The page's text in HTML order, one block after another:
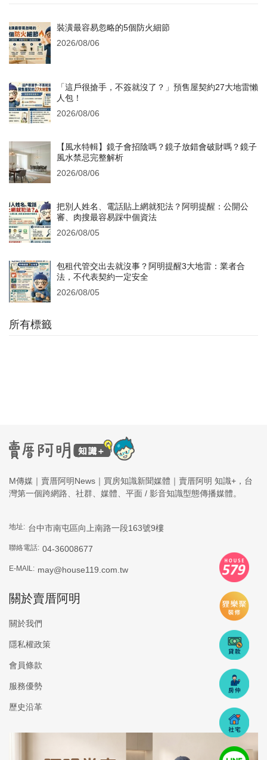
裝潢最容易忽略的5個防火細節
2026/08/06
「這戶很搶手，不簽就沒了？」預售屋契約27大地雷懶
人包！
2026/08/06
【風水特輯】鏡子會招陰嗎？鏡子放錯會破財嗎？鏡子
風水禁忌完整解析
2026/08/06
把別人姓名、電話貼上網就犯法？阿明提醒：公開公
審、肉搜最容易踩中個資法
2026/08/05
包租代管交出去就沒事？阿明提醒3大地雷：業者合
法，不代表契約一定安全
2026/08/05
所有標籤
M傳媒｜賣厝阿明News｜買房知識新聞媒體｜賣厝阿明 知識+，台
灣第一個跨網路、社群、媒體、平面 / 影音知識型態傳播媒體。
地址: 台中市南屯區向上南路一段163號9樓
聯絡電話: 04-36008677
E-MAIL: may@house119.com.tw
關於賣厝阿明
關於我們
隱私權政策
會員條款
服務優勢
歷史沿革